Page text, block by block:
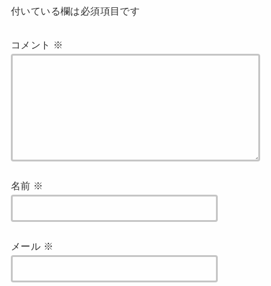
付いている欄は必須項目です
コメント ※
名前 ※
メール ※